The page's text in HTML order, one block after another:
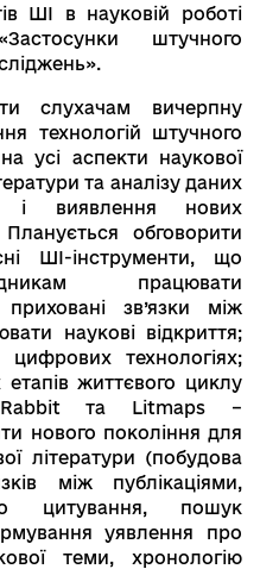
ШІ в науковій роботі
штучного
слухачам вичерпну
технологій штучного
усі аспекти наукової
та аналізу даних
і виявлення нових
обговорити
ШІ-інструменти, що
працювати
зв’язки між
наукові відкриття;
цифрових технологіях;
життєвого циклу
Rabbit та Litmaps –
нового покоління для
літератури (побудова
між публікаціями,
цитування, пошук
уявлення про
теми, хронологію